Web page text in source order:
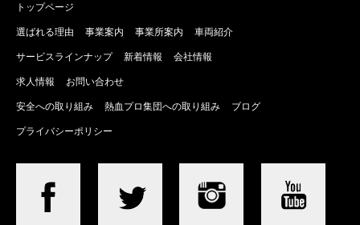
トップページ
選ばれる理由 事業案内 事業所案内 車両紹介
サービスラインナップ 新着情報 会社情報
求人情報 お問い合わせ
安全への取り組み 熱血プロ集団への取り組み ブログ
プライバシーポリシー